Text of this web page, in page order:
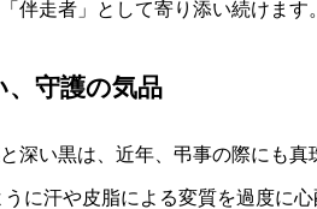
伴走者」として寄り添い続けます。
守護の気品
深い黒は、近年、弔事の際にも
うに汗や皮脂による変質を過度に